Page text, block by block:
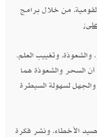
من خلال برامج
وتغييب العلم.
السحر والشعوذة هما
والجهل لسهولة السيطرة
الأخطاء، ونشر فكرة